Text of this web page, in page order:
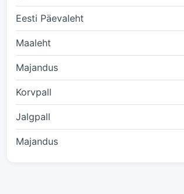
Eesti Päevaleht
Maaleht
Majandus
Korvpall
Jalgpall
Majandus